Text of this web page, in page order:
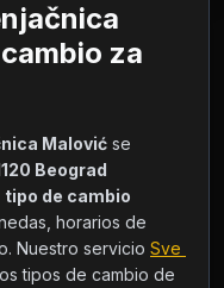
za
Malović se
Beograd
tipo de cambio
horarios de
Nuestro servicio Sve
tipos de cambio de